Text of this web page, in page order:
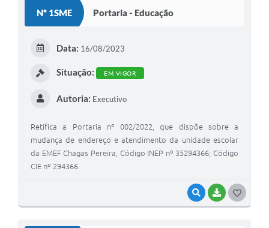
Nº 1SME Portaria - Educação
VISUALIZAR
BAIXAR
Data: 16/08/2023
Situação: EM VIGOR
Autoria: Executivo
Retifica a Portaria nº 002/2022, que dispõe sobre a
mudança de endereço e atendimento da unidade escolar
da EMEF Chagas Pereira, Código INEP nº 35294366; Código
CIE nº 294366.